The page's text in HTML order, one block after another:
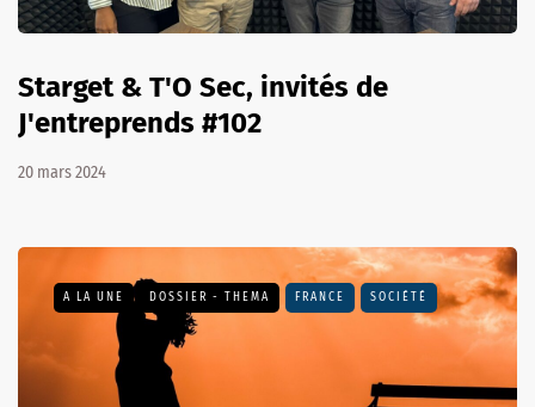
Starget & T'O Sec, invités de
J'entreprends #102
20 mars 2024
A LA UNE DOSSIER - THEMA FRANCE SOCIÉTÉ